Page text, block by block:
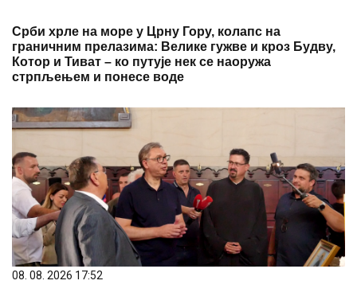
Срби хрле на море у Црну Гору, колапс на
граничним прелазима: Велике гужве и кроз Будву,
Котор и Тиват – ко путује нек се наоружа
стрпљењем и понесе воде
08. 08. 2026 17:52